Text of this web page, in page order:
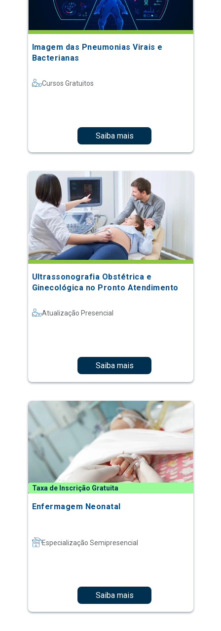
Imagem das Pneumonias Virais e
Bacterianas
Cursos Gratuitos
Saiba mais
Ultrassonografia Obstétrica e
Ginecológica no Pronto Atendimento
Atualização Presencial
Saiba mais
Taxa de Inscrição Gratuita
Enfermagem Neonatal
Especialização Semipresencial
Saiba mais